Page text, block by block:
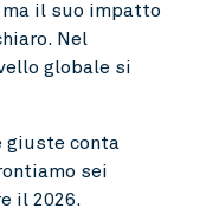
il suo impatto
Nel
globale si
giuste conta
sei
il 2026.